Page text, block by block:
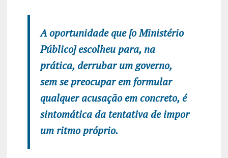
A oportunidade que [o Ministério
Público] escolheu para, na
prática, derrubar um governo,
sem se preocupar em formular
qualquer acusação em concreto, é
sintomática da tentativa de impor
um ritmo próprio.